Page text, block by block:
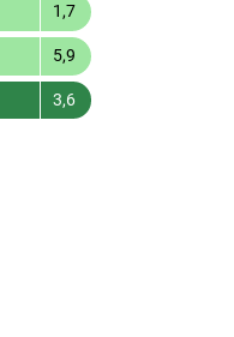
1,7
5,9
3,6